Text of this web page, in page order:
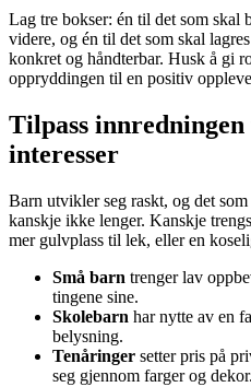
Lag tre bokser: én til det som skal
videre, og én til det som skal
konkret og håndterbar. Husk å gi
oppryddingen til en positiv
Tilpass
interesser
Barn utvikler seg raskt, og det
kanskje ikke lenger. Kanskje
mer gulvplass til lek, eller en
Små barn trenger lav
tingene sine.
Skolebarn har nytte av en
belysning.
Tenåringer setter pris på
seg gjennom farger og dekor.